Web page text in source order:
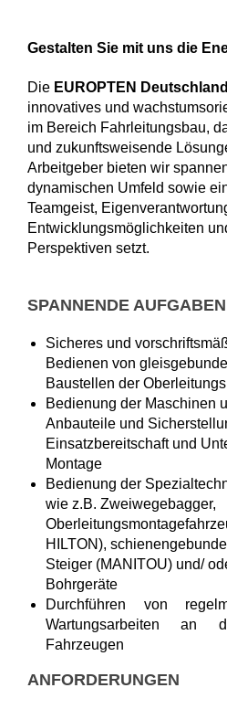
Gestalten Sie mit uns die
Die EUROPTEN
innovatives und
im Bereich Fahrleitungsbau,
und zukunftsweisende
Arbeitgeber bieten wir
dynamischen Umfeld sowie
Teamgeist,
Entwicklungsmöglichkeiten
Perspektiven setzt.
SPANNENDE AUFGABEN
Sicheres und
Bedienen von
Baustellen der
Bedienung der Maschinen
Anbauteile und
Einsatzbereitschaft und
Montage
Bedienung der
wie z.B. Zweiwegebagger,
HILTON),
Steiger (MANITOU) und/
Bohrgeräte
Durchführen von
Wartungsarbeiten an
Fahrzeugen
ANFORDERUNGEN